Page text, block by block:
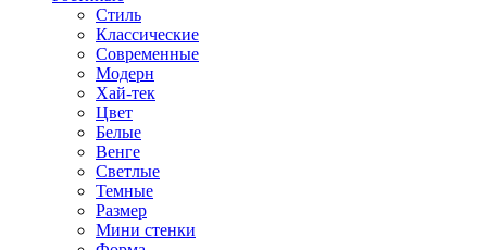
Стиль
Классические
Современные
Модерн
Хай-тек
Цвет
Белые
Венге
Светлые
Темные
Размер
Мини стенки